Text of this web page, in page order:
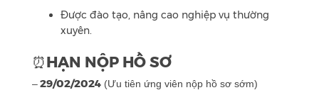
Được đào tạo, nâng cao nghiệp vụ thường
xuyên.
⏰HẠN NỘP HỒ SƠ
–29/02/2024 (Ưu tiên ứng viên nộp hồ sơ sớm)